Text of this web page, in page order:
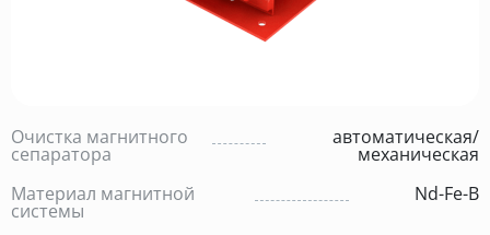
Очистка магнитного
сепаратора
автоматическая/
механическая
Материал магнитной
системы
Nd-Fe-B